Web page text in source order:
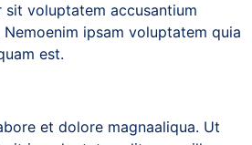
voluptatem accusantium
ipsam voluptatem quia
est.
et dolore magnaaliqua. Ut